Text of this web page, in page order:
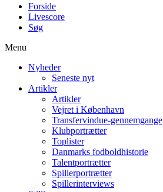
Forside
Livescore
Søg
Menu
Nyheder
Seneste nyt
Artikler
Artikler
Vejret i København
Transfervindue-gennemgange
Klubportrætter
Toplister
Danmarks fodboldhistorie
Talentportrætter
Spillerportrætter
Spillerinterviews